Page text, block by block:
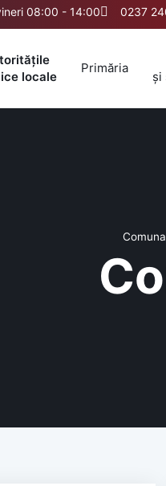
08:00 - 14:00 0237
locale
Primăria
și